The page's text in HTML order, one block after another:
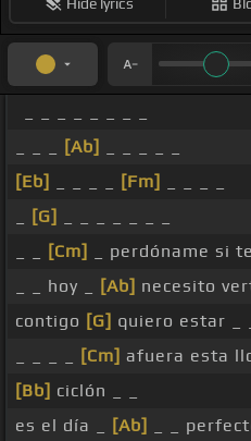
[Ab]
[Eb]
[Fm]
[G]
[Cm] _ perdóname si
_ _ hoy _
[Ab] necesito
contigo [G] quiero estar _ _
[Cm] afuera esta
[Bb] ciclón _ _
es el día _
[Ab] _ _